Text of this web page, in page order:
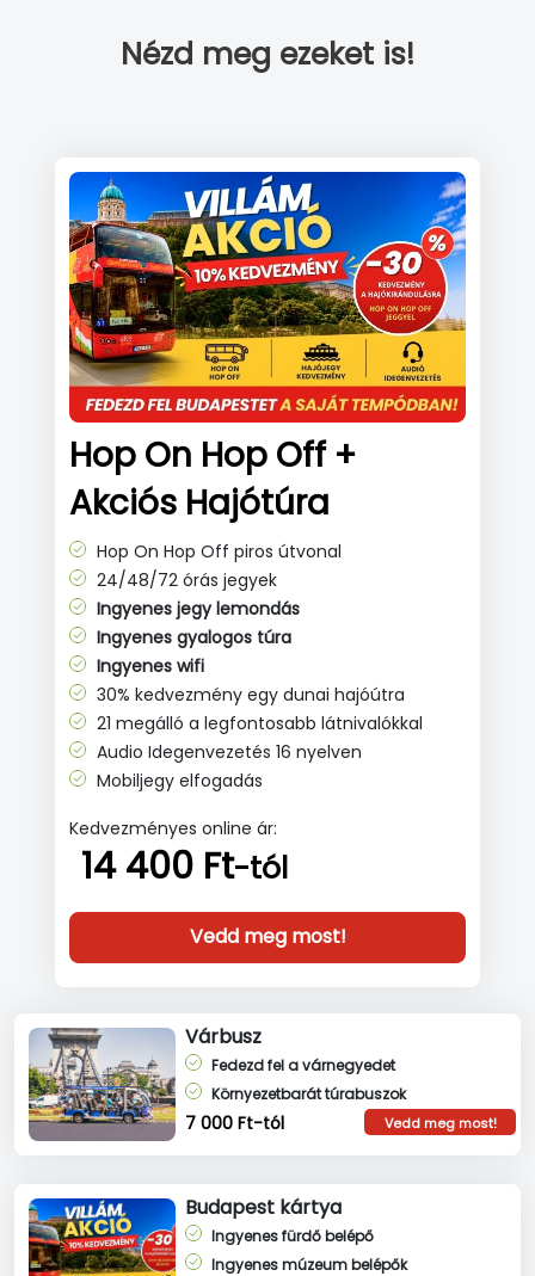
Nézd meg ezeket is!
Hop On Hop Off +
Akciós Hajótúra
Hop On Hop Off piros útvonal
24/48/72 órás jegyek
Ingyenes jegy lemondás
Ingyenes gyalogos túra
Ingyenes wifi
30% kedvezmény egy dunai hajóútra
21 megálló a legfontosabb látnivalókkal
Audio Idegenvezetés 16 nyelven
Mobiljegy elfogadás
Kedvezményes online ár:
14 400 Ft-tól
Vedd meg most!
Várbusz
Fedezd fel a várnegyedet
Környezetbarát túrabuszok
7 000 Ft-tól Vedd meg most!
Budapest kártya
Ingyenes fürdő belépő
Ingyenes múzeum belépők